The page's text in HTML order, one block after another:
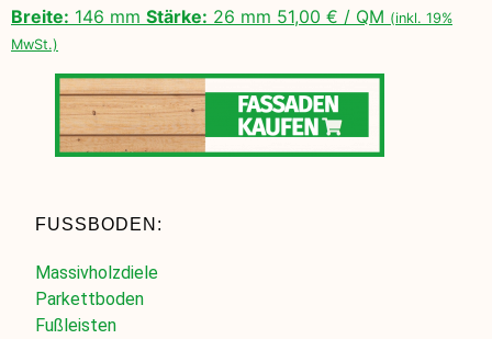
Breite: 146 mm Stärke: 26 mm 51,00 € / QM (inkl. 19%
MwSt.)
FUSSBODEN:
Massivholzdiele
Parkettboden
Fußleisten